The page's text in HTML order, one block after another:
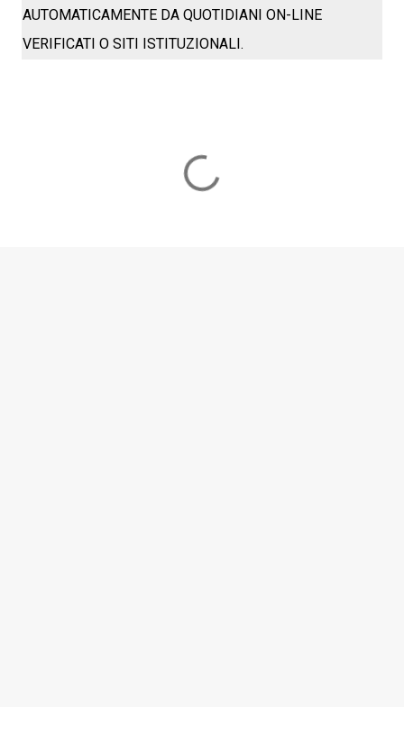
AUTOMATICAMENTE DA QUOTIDIANI ON-LINE
VERIFICATI O SITI ISTITUZIONALI.